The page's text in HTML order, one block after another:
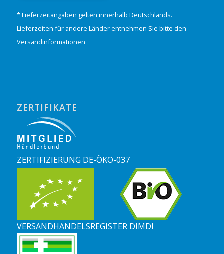
* Lieferzeitangaben gelten innerhalb Deutschlands.
Lieferzeiten für andere Länder entnehmen Sie bitte den
Versandinformationen
ZERTIFIKATE
ZERTIFIZIERUNG DE-ÖKO-037
VERSANDHANDELSREGISTER DIMDI